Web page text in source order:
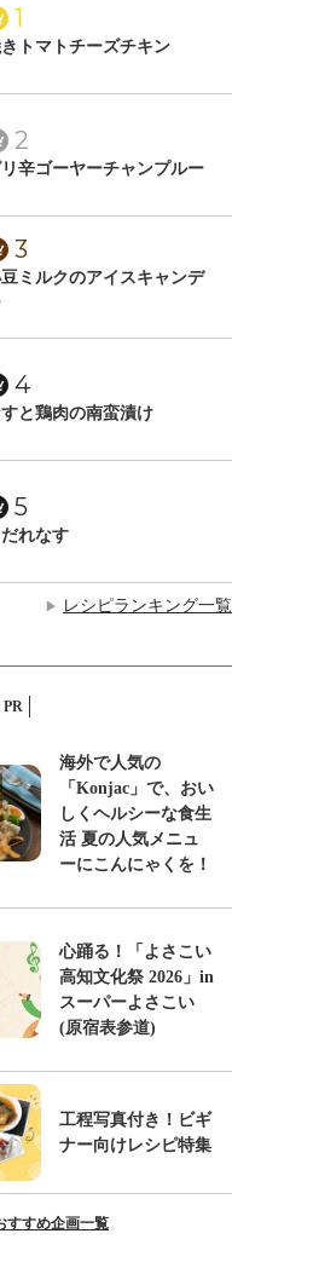
1
トマトチーズチキン
2
リ辛ゴーヤーチャンプルー
3
ミルクのアイスキャンデ
4
と鶏肉の南蛮漬け
5
れなす
▶ レシピランキング一覧
PR
海外で人気の
「Konjac」で、おい
しくヘルシーな食生
活 夏の人気メニュ
ーにこんにゃくを！
心踊る！「よさこい
高知文化祭 2026」in
スーパーよさこい
(原宿表参道)
工程写真付き！ビギ
ナー向けレシピ特集
すすめ企画一覧